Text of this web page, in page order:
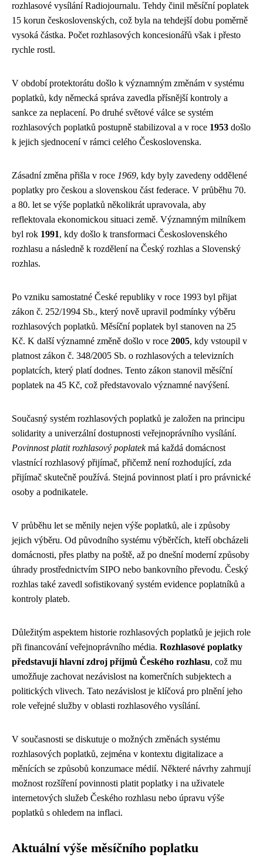
rozhlasové vysílání Radiojournalu. Tehdy činil měsíční poplatek
15 korun československých, což byla na tehdejší dobu poměrně
vysoká částka. Počet rozhlasových koncesionářů však i přesto
rychle rostl.
V období protektorátu došlo k významným změnám v systému
poplatků, kdy německá správa zavedla přísnější kontroly a
sankce za neplacení. Po druhé světové válce se systém
rozhlasových poplatků postupně stabilizoval a v roce 1953 došlo
k jejich sjednocení v rámci celého Československa.
Zásadní změna přišla v roce 1969, kdy byly zavedeny oddělené
poplatky pro českou a slovenskou část federace. V průběhu 70.
a 80. let se výše poplatků několikrát upravovala, aby
reflektovala ekonomickou situaci země. Významným milníkem
byl rok 1991, kdy došlo k transformaci Československého
rozhlasu a následně k rozdělení na Český rozhlas a Slovenský
rozhlas.
Po vzniku samostatné České republiky v roce 1993 byl přijat
zákon č. 252/1994 Sb., který nově upravil podmínky výběru
rozhlasových poplatků. Měsíční poplatek byl stanoven na 25
Kč. K další významné změně došlo v roce 2005, kdy vstoupil v
platnost zákon č. 348/2005 Sb. o rozhlasových a televizních
poplatcích, který platí dodnes. Tento zákon stanovil měsíční
poplatek na 45 Kč, což představovalo významné navýšení.
Současný systém rozhlasových poplatků je založen na principu
solidarity a univerzální dostupnosti veřejnoprávního vysílání.
Povinnost platit rozhlasový poplatekmá každá domácnost
vlastnící rozhlasový přijímač, přičemž není rozhodující, zda
přijímač skutečně používá. Stejná povinnost platí i pro právnické
osoby a podnikatele.
V průběhu let se měnily nejen výše poplatků, ale i způsoby
jejich výběru. Od původního systému výběrčích, kteří obcházeli
domácnosti, přes platby na poště, až po dnešní moderní způsoby
úhrady prostřednictvím SIPO nebo bankovního převodu. Český
rozhlas také zavedl sofistikovaný systém evidence poplatníků a
kontroly plateb.
Důležitým aspektem historie rozhlasových poplatků je jejich role
při financování veřejnoprávního média. Rozhlasové poplatky
představují hlavní zdroj příjmů Českého rozhlasu, což mu
umožňuje zachovat nezávislost na komerčních subjektech a
politických vlivech. Tato nezávislost je klíčová pro plnění jeho
role veřejné služby v oblasti rozhlasového vysílání.
V současnosti se diskutuje o možných změnách systému
rozhlasových poplatků, zejména v kontextu digitalizace a
měnících se způsobů konzumace médií. Některé návrhy zahrnují
možnost rozšíření povinnosti platit poplatky i na uživatele
internetových služeb Českého rozhlasu nebo úpravu výše
poplatků s ohledem na inflaci.
Aktuální výše měsíčního poplatku